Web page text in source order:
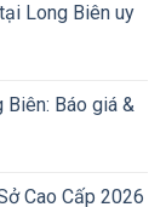
Long Biên uy
Báo giá &
Cao Cấp 2026